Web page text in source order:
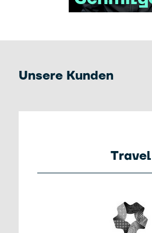
Unsere Kunden
Travel